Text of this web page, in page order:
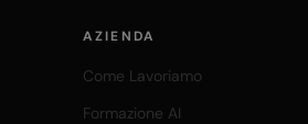
AZIENDA
Come Lavoriamo
Formazione AI